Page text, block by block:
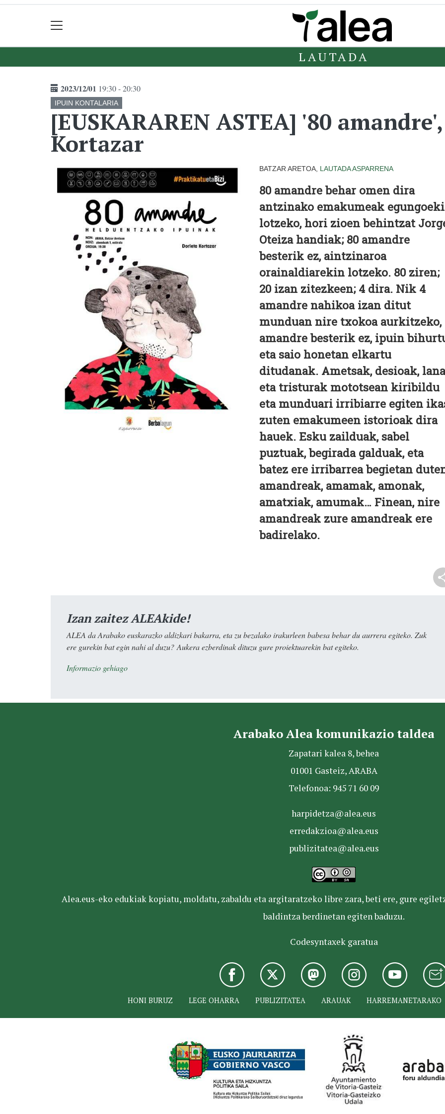
LAUTADA
2023/12/01 19:30 - 20:30
IPUIN KONTALARIA
[EUSKARAREN ASTEA] '80
Kortazar
BATZAR ARETOA, LAUTADAASPARRENA
80 amandre behar omen dira
antzinako emakumeak
lotzeko, hori zioen behintzat
Oteiza handiak; 80 amandre
besterik ez, aintzinaroa
orainaldiarekin lotzeko. 80 ziren;
20 izan zitezkeen; 4 dira. Nik 4
amandre nahikoa izan ditut
munduan nire txokoa aurkitzeko,
amandre besterik ez, ipuin
eta saio honetan elkartu
ditudanak. Ametsak, desioak, lana
eta tristurak mototsean kiribildu
eta munduari irribiarre egiten
zuten emakumeen istorioak dira
hauek. Esku zailduak, sabel
puztuak, begirada galduak, eta
batez ere irribarrea begietan
amandreak, amamak, amonak,
amatxiak, amumak… Finean, nire
amandreak zure amandreak ere
badirelako.
Izan zaitez ALEAkide!
ALEA da Arabako euskarazko aldizkari bakarra, eta zu bezalako irakurleen babesa behar du aurrera egiteko. Zuk
ere gurekin bat egin nahi al duzu? Aukera ezberdinak dituzu gure proiektuarekin bat egiteko.
Informazio gehiago
Arabako Alea komunikazio taldea
Zapatari kalea 8, behea
01001 Gasteiz, ARABA
Telefonoa: 945 71 60 09
harpidetza@alea.eus
erredakzioa@alea.eus
publizitatea@alea.eus
Alea.eus-eko edukiak kopiatu, moldatu, zabaldu eta argitaratzeko libre zara, beti ere, gure
baldintza berdinetan egiten baduzu.
Codesyntaxek garatua
HONI BURUZ LEGE OHARRA PUBLIZITATEA ARAUAK HARREMANETARAKO